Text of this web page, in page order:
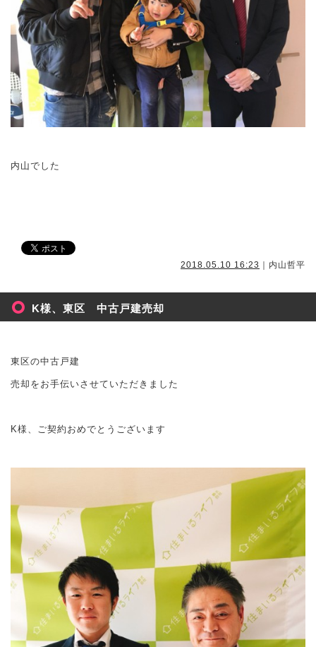
内山でした
2018.05.10 16:23 ｜内山哲平
K様、東区 中古戸建売却
東区の中古戸建
売却をお手伝いさせていただきました
K様、ご契約おめでとうございます